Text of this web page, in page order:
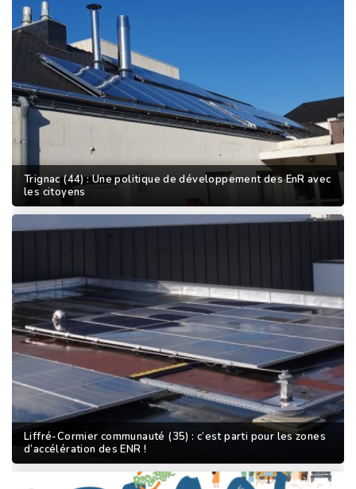
Trignac (44) : Une politique de développement des EnR avec
les citoyens
Liffré-Cormier communauté (35) : c’est parti pour les zones
d’accélération des ENR !